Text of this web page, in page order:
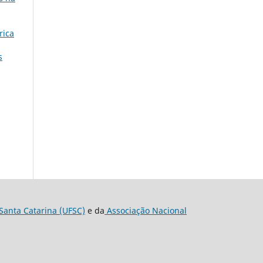
Catarina (UFSC) e da Associação Nacional